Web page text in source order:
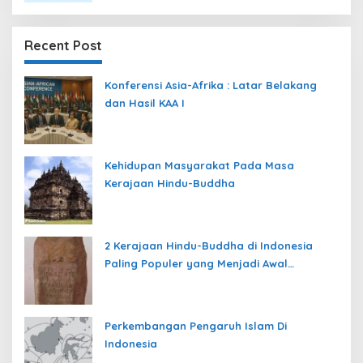
Recent Post
Konferensi Asia-Afrika : Latar Belakang
dan Hasil KAA I
Kehidupan Masyarakat Pada Masa
Kerajaan Hindu-Buddha
2 Kerajaan Hindu-Buddha di Indonesia
Paling Populer yang Menjadi Awal
Perkembangan Pengaruh Islam Di
Indonesia